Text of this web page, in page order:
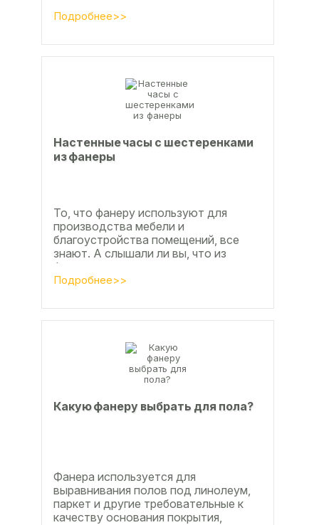
Подробнее>>
Настенные часы с шестеренками
из фанеры
То, что фанеру используют для
производства мебели и
благоустройства помещений, все
знают. А слышали ли вы, что из
фанеры делают красивые ажурные
часы? Удивительно, но факт.
Подробнее>>
Какую фанеру выбрать для пола?
Фанера используется для
выравнивания полов под линолеум,
паркет и другие требовательные к
качеству основания покрытия,